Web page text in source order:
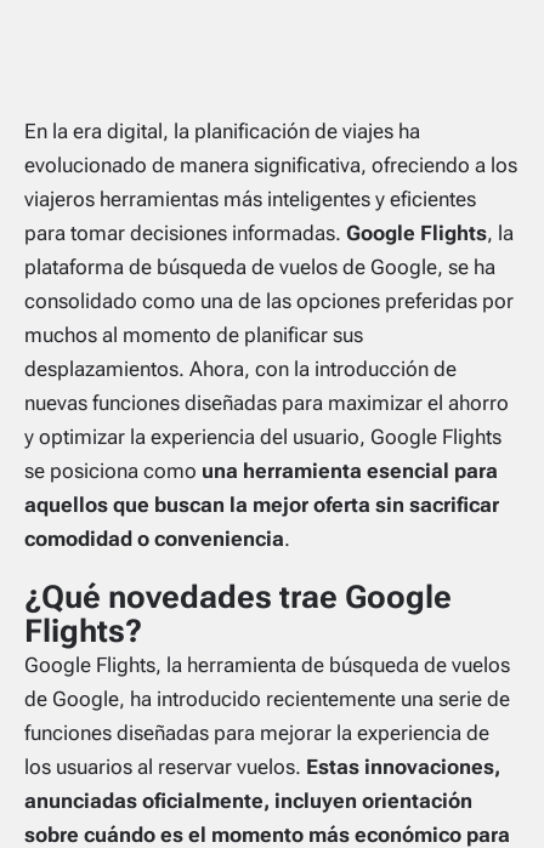
En la era digital, la planificación de viajes ha
evolucionado de manera significativa, ofreciendo a los
viajeros herramientas más inteligentes y eficientes
para tomar decisiones informadas. Google Flights, la
plataforma de búsqueda de vuelos de Google, se ha
consolidado como una de las opciones preferidas por
muchos al momento de planificar sus
desplazamientos. Ahora, con la introducción de
nuevas funciones diseñadas para maximizar el ahorro
y optimizar la experiencia del usuario, Google Flights
se posiciona como una herramienta esencial para
aquellos que buscan la mejor oferta sin sacrificar
comodidad o conveniencia.
¿Qué novedades trae Google
Flights?
Google Flights, la herramienta de búsqueda de vuelos
de Google, ha introducido recientemente una serie de
funciones diseñadas para mejorar la experiencia de
los usuarios al reservar vuelos. Estas innovaciones,
anunciadas oficialmente, incluyen orientación
sobre cuándo es el momento más económico para